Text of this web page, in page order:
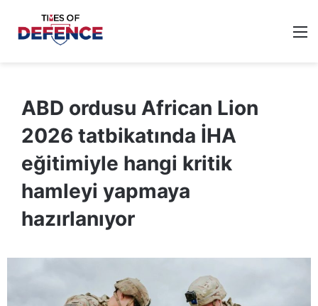
ABD ordusu African Lion
2026 tatbikatında İHA
eğitimiyle hangi kritik
hamleyi yapmaya
hazırlanıyor